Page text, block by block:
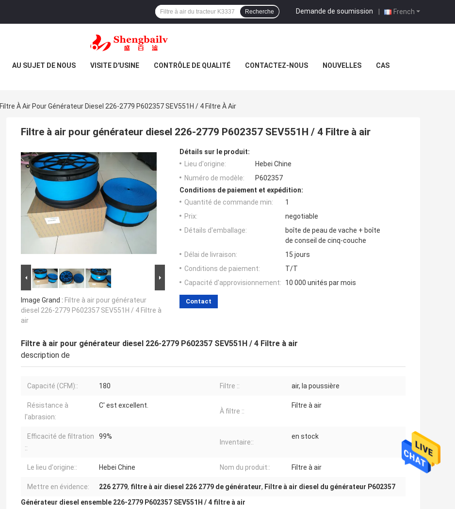
French
Demande de soumission |
Recherche
AU SUJET DE NOUS VISITE D'USINE CONTRÔLE DE QUALITÉ CONTACTEZ-NOUS NOUVELLES CAS
Filtre À Air Pour Générateur Diesel 226-2779 P602357 SEV551H / 4 Filtre À Air
Filtre à air pour générateur diesel 226-2779 P602357 SEV551H / 4 Filtre à air
Image Grand : Filtre à air pour générateur
diesel 226-2779 P602357 SEV551H / 4 Filtre à
air
Détails sur le produit:
Lieu d'origine:
Hebei Chine
Numéro de modèle:
P602357
Conditions de paiement et expédition:
Quantité de commande min:
1
Prix:
negotiable
Détails d'emballage:
boîte de peau de vache + boîte
de conseil de cinq-couche
Délai de livraison:
15 jours
Conditions de paiement:
T/T
Capacité d'approvisionnement:
10 000 unités par mois
Contact
Filtre à air pour générateur diesel 226-2779 P602357 SEV551H / 4 Filtre à air
description de
Capacité (CFM):: 180 Filtre :: air, la poussière
Résistance à
l'abrasion:
C' est excellent.
À filtre ::
Filtre à air
Efficacité de filtration
::
99%
Inventaire::
en stock
Le lieu d'origine:: Hebei Chine Nom du produit:: Filtre à air
Mettre en évidence: 226 2779, filtre à air diesel 226 2779 de générateur, Filtre à air diesel du générateur P602357
Générateur diesel ensemble 226-2779 P602357 SEV551H / 4 filtre à air